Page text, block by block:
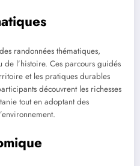
randonnées thématiques,
l’histoire. Ces parcours guidés
et les pratiques durables
découvrent les richesses
tout en adoptant des